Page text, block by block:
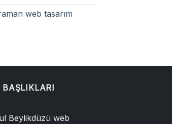
web tasarım
BAŞLIKLARI
Beylikdüzü web